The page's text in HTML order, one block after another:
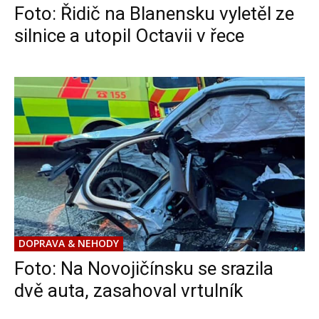
Foto: Řidič na Blanensku vyletěl ze
silnice a utopil Octavii v řece
DOPRAVA & NEHODY
Foto: Na Novojičínsku se srazila
dvě auta, zasahoval vrtulník